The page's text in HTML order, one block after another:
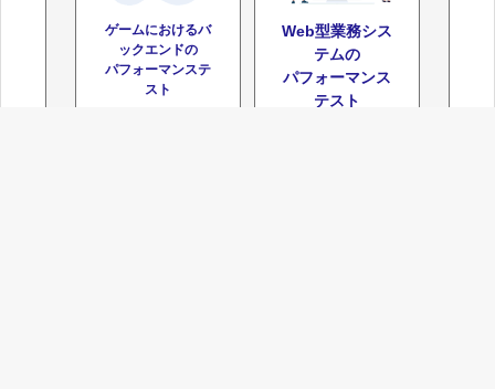
ゲームにおけるバ
ックエンドの
パフォーマンステ
スト
Web型業務シス
テムの
パフォーマンス
テスト